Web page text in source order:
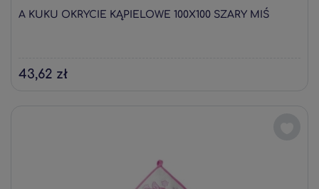
A KUKU OKRYCIE KĄPIELOWE 100X100 SZARY MIŚ
43,62 zł